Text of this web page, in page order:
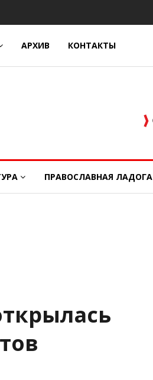
АРХИВ КОНТАКТЫ
ПРАВОСЛАВНАЯ ЛАДОГА